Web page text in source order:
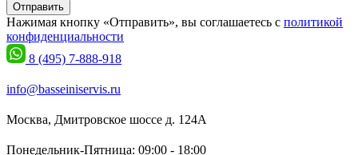
Отправить
Нажимая кнопку «Отправить», вы соглашаетесь с политикой
конфиденциальности
8 (495) 7-888-918
info@basseiniservis.ru
Москва, Дмитровское шоссе д. 124А
Понедельник-Пятница: 09:00 - 18:00